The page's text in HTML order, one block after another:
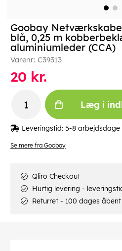
Se mere fra Goobay
Goobay
blå, 0,25 m
aluminiumleder (CCA)
Varenr: C39313
20 kr.
Læg i
Leveringstid: 5-8 arbejdsdage
Qliro Checkout
Hurtig levering -
Returret - 100 dages